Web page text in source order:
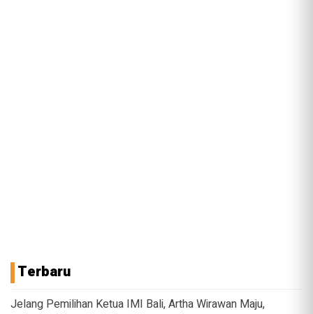
Terbaru
Jelang Pemilihan Ketua IMI Bali, Artha Wirawan Maju,